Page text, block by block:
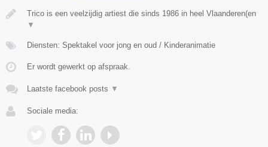
Trico is een veelzijdig artiest die sinds 1986 in heel Vlaanderen(en
▼
Diensten: Spektakel voor jong en oud / Kinderanimatie
Er wordt gewerkt op afspraak.
Laatste facebook posts ▼
Sociale media: